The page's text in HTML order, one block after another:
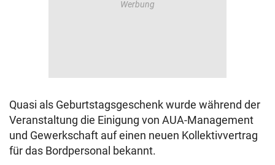
Quasi als Geburtstagsgeschenk wurde während der
Veranstaltung die Einigung von AUA-Management
und Gewerkschaft auf einen neuen Kollektivvertrag
für das Bordpersonal bekannt.